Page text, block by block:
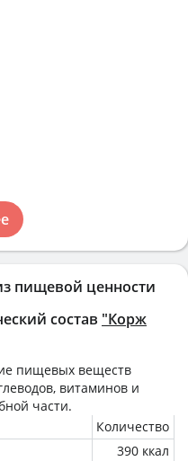
пищевой ценности
состав "Корж
пищевых веществ
витаминов и
части.
Количество
390 ккал